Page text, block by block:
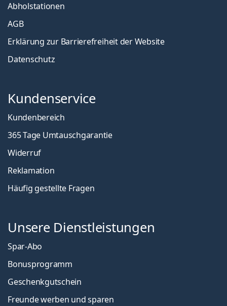
Abholstationen
AGB
Erklärung zur Barrierefreiheit der Website
Datenschutz
Kundenservice
Kundenbereich
365 Tage Umtauschgarantie
Widerruf
Reklamation
Häufig gestellte Fragen
Unsere Dienstleistungen
Spar-Abo
Bonusprogramm
Geschenkgutschein
Freunde werben und sparen